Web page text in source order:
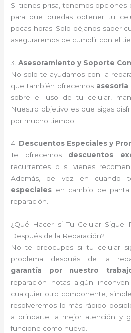
Si tienes prisa, tenemos opciones
para que puedas obtener tu
pocas horas. Solo déjanos saber
aseguraremos de cumplir con el
3.Asesoramiento y Soporte
No solo te ayudamos con la
que también ofrecemos
sobre el uso de tu celular,
Nuestro objetivo es que sigas
por mucho tiempo.
4. Descuentos Especiales y
Te ofrecemos descuentos
recurrentes o si vienes
Además, de vez en cuando
especiales en cambio de
reparación.
¿Qué Hacer si Tu Celular Sigue
Después de la Reparación?
No te preocupes si tu celular
problema después de la
garantía por nuestro
reparación notas algún
cualquier otro componente,
resolveremos lo más rápido
a brindarte la mejor atención y
funcione como nuevo.